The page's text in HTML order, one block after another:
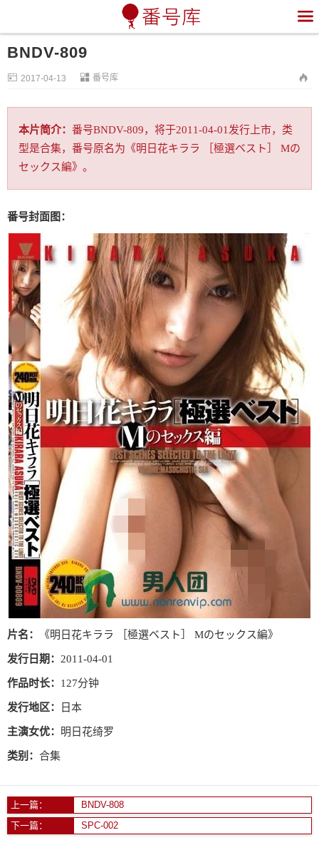

BNDV-809
 2017-04-13  番号库 
本片简介： 番号BNDV-809，将于2011-04-01发行上市，类
型是合集，番号原名为《明日花キララ ［極選ベスト］ Mの
セックス編》。
番号封面图：
片名： 《明日花キララ ［極選ベスト］ Mのセックス編》
发行日期： 2011-04-01
作品时长： 127分钟
发行地区： 日本
主演女优： 明日花绮罗
类别： 合集
上一篇：
BNDV-808
下一篇：
SPC-002